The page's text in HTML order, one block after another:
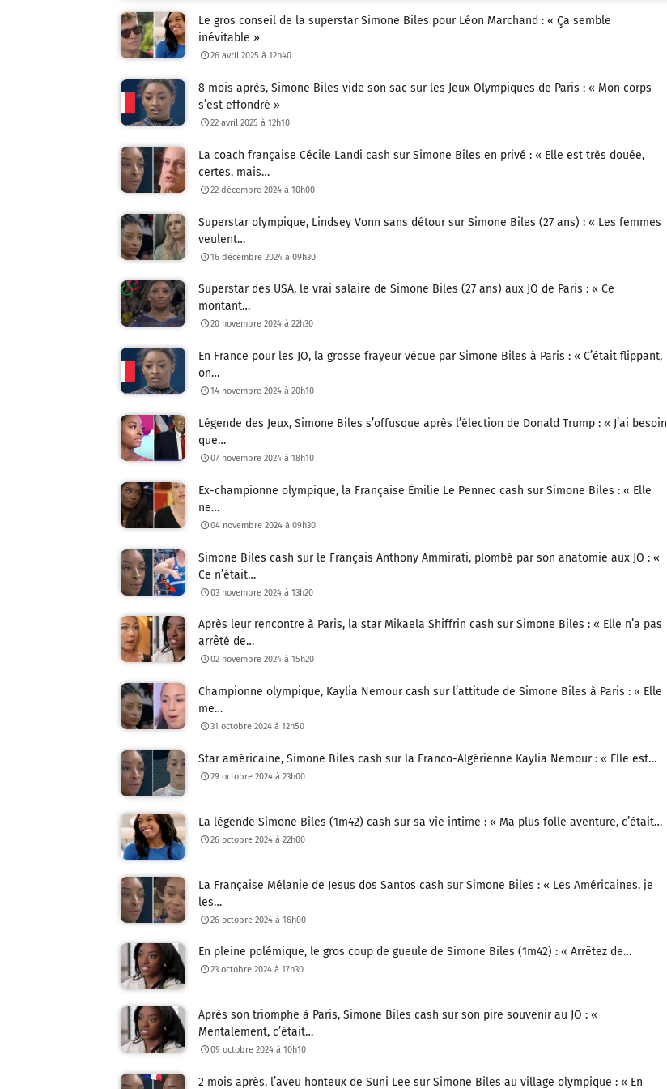
Le gros conseil de la superstar Simone Biles pour Léon Marchand : « Ça semble
inévitable »
26 avril 2025 à 12h40
8 mois après, Simone Biles vide son sac sur les Jeux Olympiques de Paris : « Mon corps
s’est effondré »
22 avril 2025 à 12h10
La coach française Cécile Landi cash sur Simone Biles en privé : « Elle est très douée,
certes, mais…
22 décembre 2024 à 10h00
Superstar olympique, Lindsey Vonn sans détour sur Simone Biles (27 ans) : « Les femmes
veulent…
16 décembre 2024 à 09h30
Superstar des USA, le vrai salaire de Simone Biles (27 ans) aux JO de Paris : « Ce
montant…
20 novembre 2024 à 22h30
En France pour les JO, la grosse frayeur vécue par Simone Biles à Paris : « C’était flippant,
on…
14 novembre 2024 à 20h10
Légende des Jeux, Simone Biles s’offusque après l’élection de Donald Trump : « J’ai besoin
que…
07 novembre 2024 à 18h10
Ex-championne olympique, la Française Émilie Le Pennec cash sur Simone Biles : « Elle
ne…
04 novembre 2024 à 09h30
Simone Biles cash sur le Français Anthony Ammirati, plombé par son anatomie aux JO : «
Ce n’était…
03 novembre 2024 à 13h20
Après leur rencontre à Paris, la star Mikaela Shiffrin cash sur Simone Biles : « Elle n’a pas
arrêté de…
02 novembre 2024 à 15h20
Championne olympique, Kaylia Nemour cash sur l’attitude de Simone Biles à Paris : « Elle
me…
31 octobre 2024 à 12h50
Star américaine, Simone Biles cash sur la Franco-Algérienne Kaylia Nemour : « Elle est…
29 octobre 2024 à 23h00
La légende Simone Biles (1m42) cash sur sa vie intime : « Ma plus folle aventure, c’était…
26 octobre 2024 à 22h00
La Française Mélanie de Jesus dos Santos cash sur Simone Biles : « Les Américaines, je
les…
26 octobre 2024 à 16h00
En pleine polémique, le gros coup de gueule de Simone Biles (1m42) : « Arrêtez de…
23 octobre 2024 à 17h30
Après son triomphe à Paris, Simone Biles cash sur son pire souvenir au JO : «
Mentalement, c’était…
09 octobre 2024 à 10h10
2 mois après, l’aveu honteux de Suni Lee sur Simone Biles au village olympique : « En